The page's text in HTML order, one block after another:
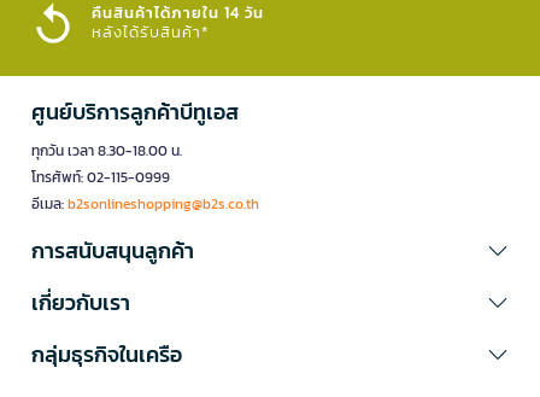
คืนสินค้าได้ภายใน 14 วัน
หลังได้รับสินค้า*
ศูนย์บริการลูกค้าบีทูเอส
ทุกวัน เวลา 8.30-18.00 น.
โทรศัพท์: 02-115-0999
อีเมล:b2sonlineshopping@b2s.co.th
การสนับสนุนลูกค้า
เกี่ยวกับเรา
กลุ่มธุรกิจในเครือ